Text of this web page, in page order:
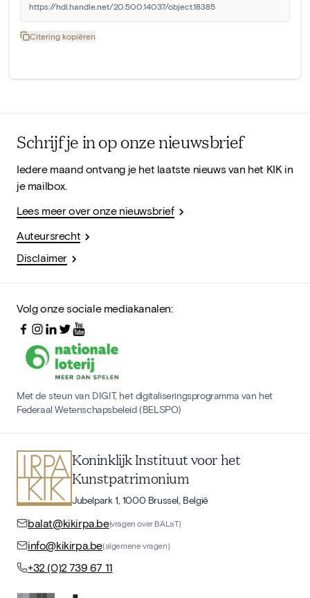
https://hdl.handle.net/20.500.14037/object.18385
Citering kopiëren
Schrijf je in op onze nieuwsbrief
Iedere maand ontvang je het laatste nieuws van het KIK in
je mailbox.
Lees meer over onze nieuwsbrief
Auteursrecht
Disclaimer
Volg onze sociale mediakanalen:
Met de steun van DIGIT, het digitaliseringsprogramma van het
Federaal Wetenschapsbeleid (BELSPO)
Koninklijk Instituut voor het
Kunstpatrimonium
Jubelpark 1, 1000 Brussel, België
balat@kikirpa.be(vragen over BALaT)
info@kikirpa.be(algemene vragen)
+32 (0)2 739 67 11